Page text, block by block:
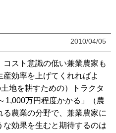
2010/04/05
スト意識の低い兼業農家も
効率を上げてくれればよ
地を耕すための）トラクタ
1,000万円程度かかる」（農
農業の分野で、兼業農家に
効果を生むと期待するのは